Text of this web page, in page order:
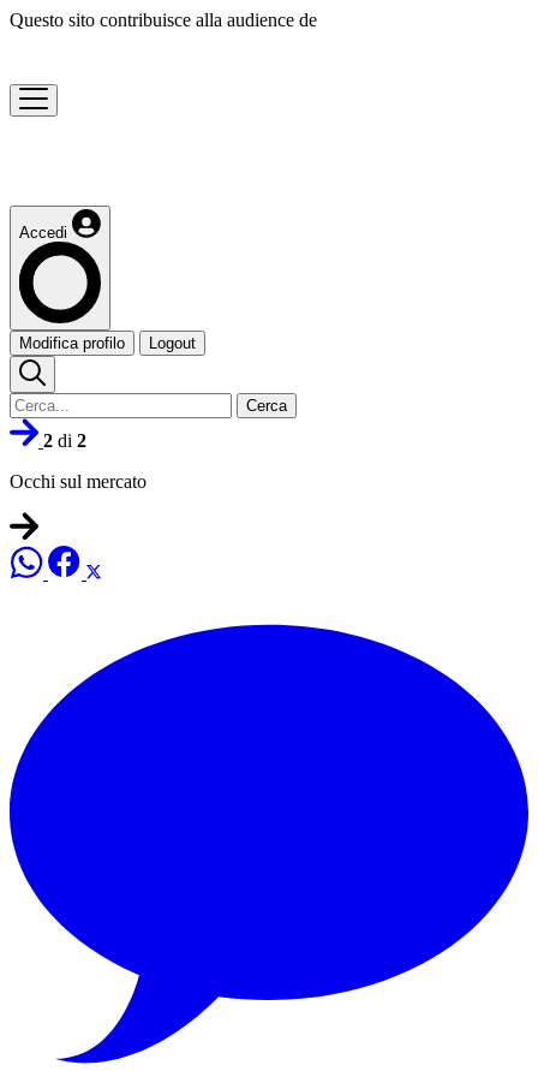
Questo sito contribuisce alla audience de
Accedi
Modifica profilo Logout
Cerca
2 di 2
Occhi sul mercato